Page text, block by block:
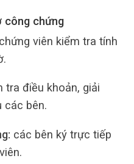
công chứng
viên kiểm tra tính
tra điều khoản, giải
các bên.
các bên ký trực tiếp